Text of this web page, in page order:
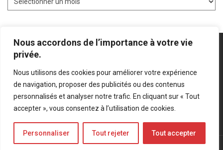
Nous accordons de l’importance à votre vie
privée.
Nous utilisons des cookies pour améliorer votre expérience
de navigation, proposer des publicités ou des contenus
personnalisés et analyser notre trafic. En cliquant sur « Tout
accepter », vous consentez à l’utilisation de cookies.
Personnaliser Tout rejeter Tout accepter
Mentions légales Politique de confidentialité
Bluesky
LinkedIn
Twitter
© Forces Operations Blog - 2022